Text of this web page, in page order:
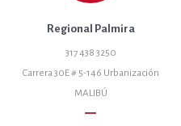
Regional Palmira
317 438 3250
Carrera 30E # 5-146 Urbanización
MALIBÚ
remove